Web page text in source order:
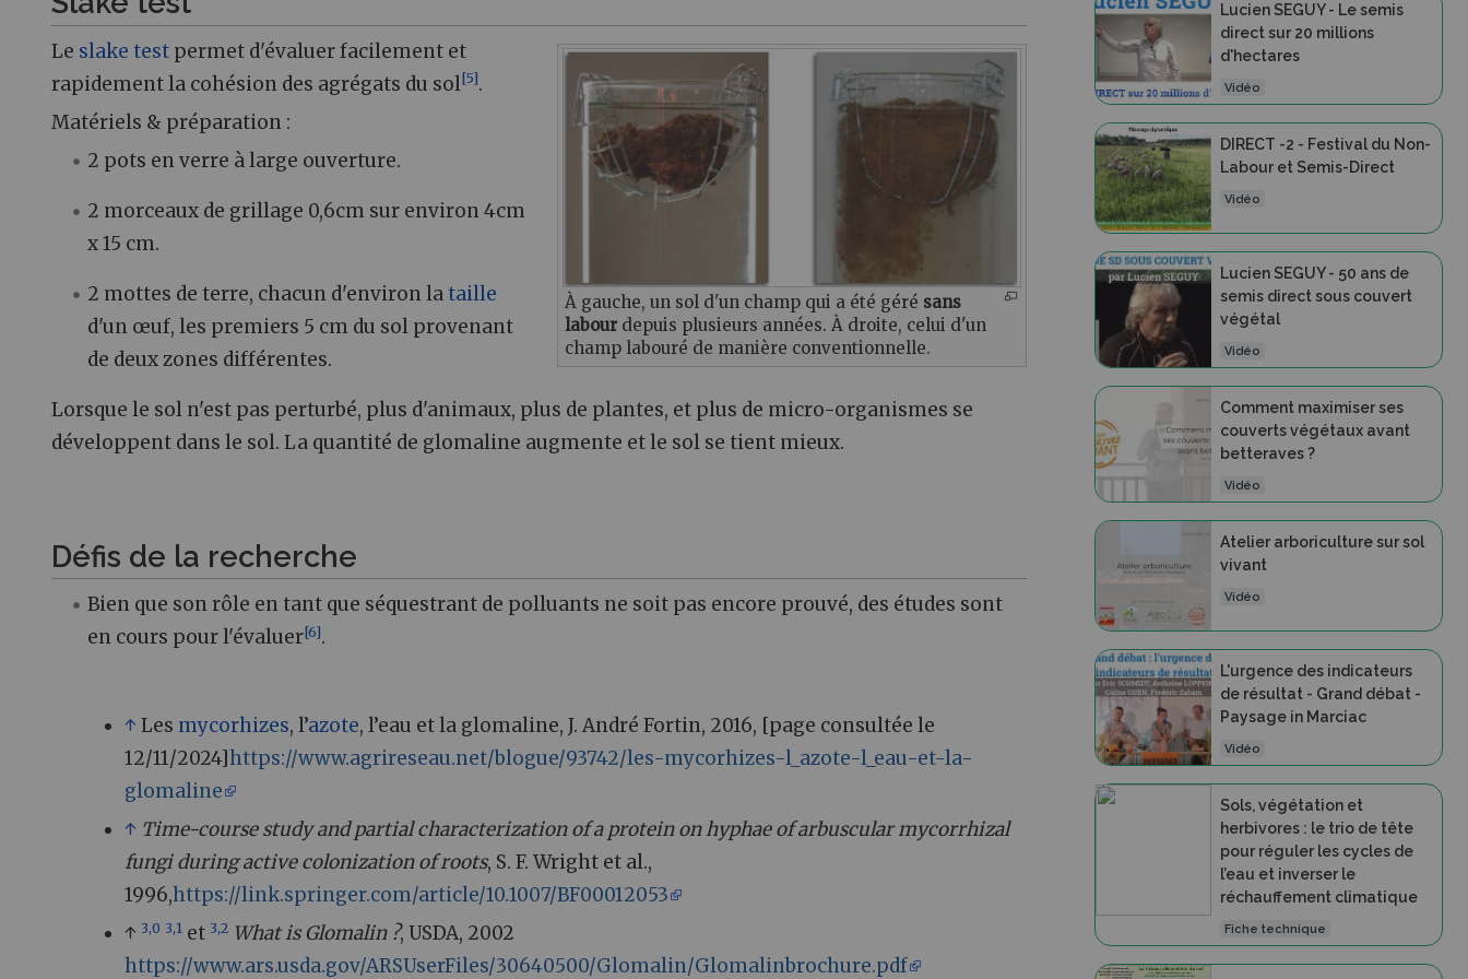
À gauche, un sol d'un champ qui a été géré sans
labour depuis plusieurs années. À droite, celui d'un
champ labouré de manière conventionnelle.
Le slake test permet d'évaluer facilement et
rapidement la cohésion des agrégats du sol[5].
Matériels & préparation :
2 pots en verre à large ouverture.
2 morceaux de grillage 0,6cm sur environ 4cm
x 15 cm.
2 mottes de terre, chacun d'environ la taille
d'un œuf, les premiers 5 cm du sol provenant
de deux zones différentes.
Lorsque le sol n'est pas perturbé, plus d'animaux, plus de plantes, et plus de micro-organismes se
développent dans le sol. La quantité de glomaline augmente et le sol se tient mieux.
Défis de la recherche
Bien que son rôle en tant que séquestrant de polluants ne soit pas encore prouvé, des études sont
en cours pour l'évaluer[6].
↑ Les mycorhizes, l’azote, l’eau et la glomaline, J. André Fortin, 2016, [page consultée le
12/11/2024]https://www.agrireseau.net/blogue/93742/les-mycorhizes-l_azote-l_eau-et-la-
glomaline
↑ Time-course study and partial characterization of a protein on hyphae of arbuscular mycorrhizal
fungi during active colonization of roots, S. F. Wright et al.,
1996,https://link.springer.com/article/10.1007/BF00012053
↑ 3,0 3,1 et 3,2 What is Glomalin ?, USDA, 2002
https://www.ars.usda.gov/ARSUserFiles/30640500/Glomalin/Glomalinbrochure.pdf
Lucien SEGUY - Le semis
direct sur 20 millions
d'hectares
Vidéo
DIRECT -2 - Festival du Non-
Labour et Semis-Direct
Vidéo
Lucien SEGUY - 50 ans de
semis direct sous couvert
végétal
Vidéo
Comment maximiser ses
couverts végétaux avant
betteraves ?
Vidéo
Atelier arboriculture sur sol
vivant
Vidéo
L'urgence des indicateurs
de résultat - Grand débat -
Paysage in Marciac
Vidéo
Sols, végétation et
herbivores : le trio de tête
pour réguler les cycles de
l’eau et inverser le
réchauffement climatique
Fiche technique